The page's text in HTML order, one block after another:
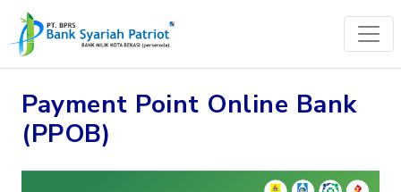
Payment Point Online Bank
(PPOB)